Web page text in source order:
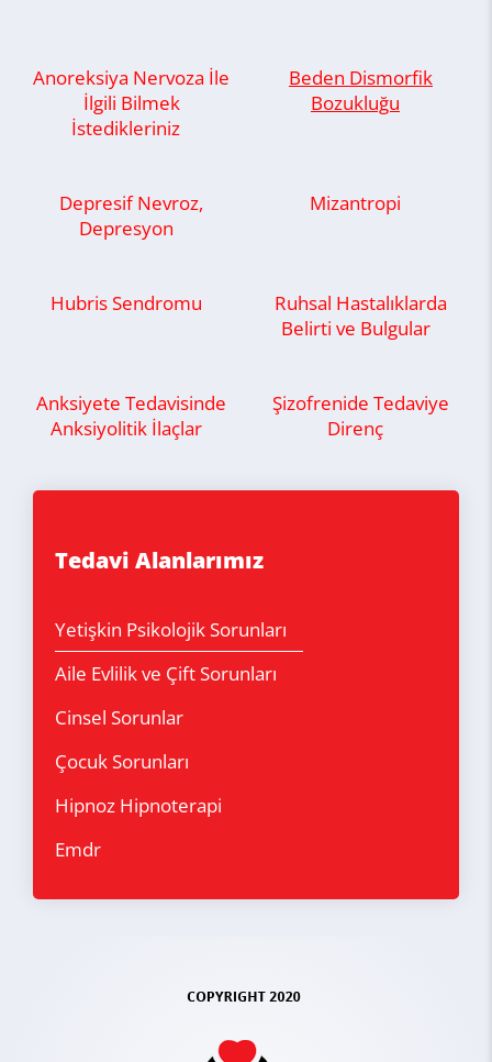
Anoreksiya Nervoza İle
İlgili Bilmek
İstedikleriniz
Beden Dismorfik
Bozukluğu
Depresif Nevroz,
Depresyon
Mizantropi
Hubris Sendromu
Ruhsal Hastalıklarda
Belirti ve Bulgular
Anksiyete Tedavisinde
Anksiyolitik İlaçlar
Şizofrenide Tedaviye
Direnç
Tedavi Alanlarımız
Yetişkin Psikolojik Sorunları
Aile Evlilik ve Çift Sorunları
Cinsel Sorunlar
Çocuk Sorunları
Hipnoz Hipnoterapi
Emdr